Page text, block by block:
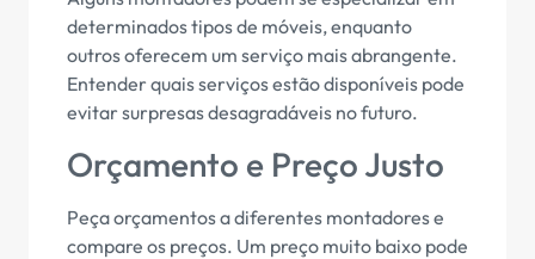
determinados tipos de móveis, enquanto
outros oferecem um serviço mais abrangente.
Entender quais serviços estão disponíveis pode
evitar surpresas desagradáveis no futuro.
Orçamento e Preço Justo
Peça orçamentos a diferentes montadores e
compare os preços. Um preço muito baixo pode